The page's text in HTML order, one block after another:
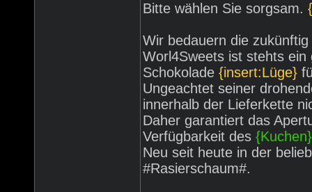
Bitte wählen Sie sorgsam.
Wir bedauern die
Worl4Sweets ist stehts
Schokolade {insert:Lüge}
Ungeachtet seiner
innerhalb der Lieferkette
Daher garantiert das
Verfügbarkeit des {Kuchen}
Neu seit heute in der
#Rasierschaum#.